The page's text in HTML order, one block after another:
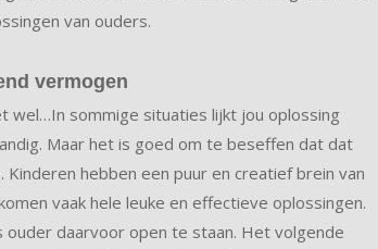
van ouders.
vermogen
wel…In sommige situaties lijkt jou oplossing
Maar het is goed om te beseffen dat dat
Kinderen hebben een puur en creatief brein van
vaak hele leuke en effectieve oplossingen.
ouder daarvoor open te staan. Het volgende